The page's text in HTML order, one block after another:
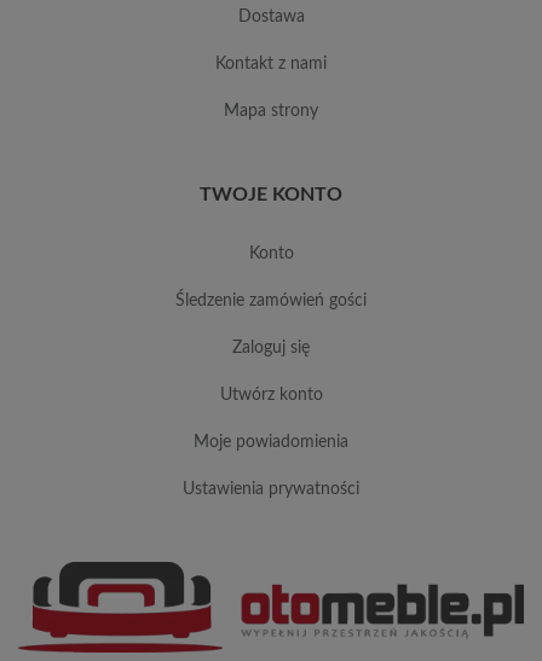
dostawa
kontakt z nami
mapa strony
TWOJE KONTO
konto
śledzenie zamówień gości
zaloguj się
utwórz konto
moje powiadomienia
ustawienia prywatności